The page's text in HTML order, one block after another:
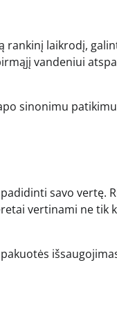
rankinį laikrodį,
vandeniui
sinonimu
savo vertę.
vertinami ne tik